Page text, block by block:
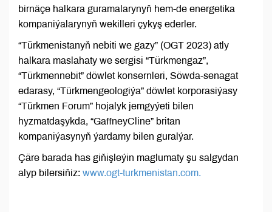
birnäçe halkara guramalarynyň hem-de energetika
kompaniýalarynyň wekilleri çykyş ederler.
“Türkmenistanyň nebiti we gazy” (OGT 2023) atly
halkara maslahaty we sergisi “Türkmengaz”,
“Türkmennebit” döwlet konsernleri, Söwda-senagat
edarasy, “Türkmengeologiýa” döwlet korporasiýasy
“Türkmen Forum” hojalyk jemgyýeti bilen
hyzmatdaşykda, “GaffneyCline” britan
kompaniýasynyň ýardamy bilen guralýar.
Çäre barada has giňişleýin maglumaty şu salgydan
alyp bilersiňiz: www.ogt-turkmenistan.com.